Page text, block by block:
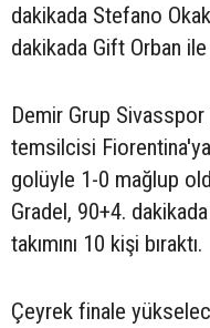
dakikada Stefano
dakikada Gift Orban ile
Demir Grup
temsilcisi
golüyle 1-0 mağlup
Gradel, 90+4.
takımını 10 kişi bıraktı.
Çeyrek finale